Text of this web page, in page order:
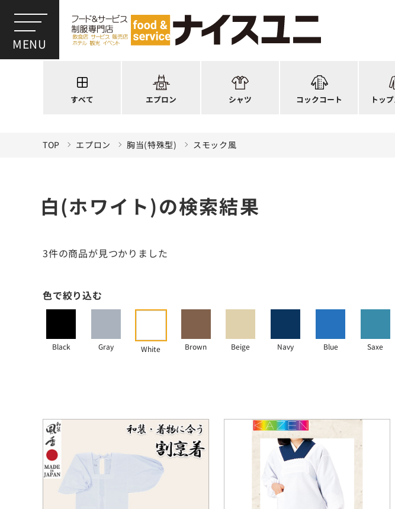
すべて エプロン
ワンショルダー
前後合わせ
ラップエプロン
シャツ
ウイングカラー
オープンカラー
ポロシャツ
和風シャツ(Asian)
コックコート
レディース
ジップ・ファスナータイプ
ファッション
キッズ
トッ
カット
ジャン
TOP エプロン 胸当(特殊型) スモック風
白(ホワイト)の検索結果
3件の商品が見つかりました
色で絞り込む
Black Gray White Brown Beige Navy Blue Saxe